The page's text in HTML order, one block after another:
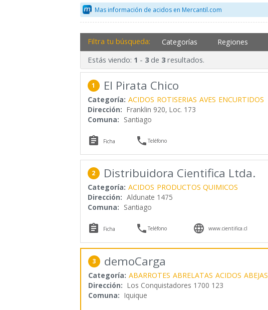
Mas información de acidos en Mercantil.com
Filtra tu búsqueda: Categorías Regiones
Estás viendo: 1 - 3de 3resultados.
1 El Pirata Chico
Categoría: ACIDOS ROTISERIAS AVES ENCURTIDOS
Dirección: Franklin 920, Loc. 173
Comuna: Santiago
 Ficha Teléfono
2 Distribuidora Cientifica Ltda.
Categoría: ACIDOS PRODUCTOS QUIMICOS
Dirección: Aldunate 1475
Comuna: Santiago
 Ficha Teléfono  www.cientifica.cl
3 demoCarga
Categoría: ABARROTES ABRELATAS ACIDOS ABEJAS
Dirección: Los Conquistadores 1700 123
Comuna: Iquique